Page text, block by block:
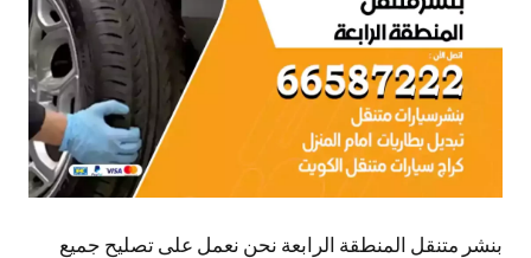
بنشر متنقل المنطقة الرابعة نحن نعمل على تصليح جميع